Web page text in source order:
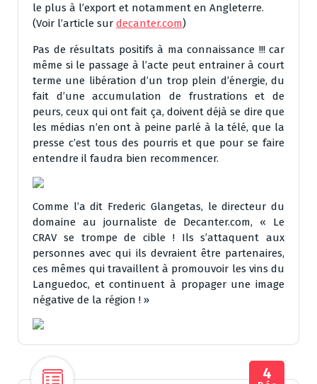
le plus à l’export et notamment en Angleterre.
(Voir l’article sur decanter.com)
Pas de résultats positifs à ma connaissance !!! car
même si le passage à l’acte peut entrainer à court
terme une libération d’un trop plein d’énergie, du
fait d’une accumulation de frustrations et de
peurs, ceux qui ont fait ça, doivent déjà se dire que
les médias n’en ont à peine parlé à la télé, que la
presse c’est tous des pourris et que pour se faire
entendre il faudra bien recommencer.
Comme l’a dit Frederic Glangetas, le directeur du
domaine au journaliste de Decanter.com, « Le
CRAV se trompe de cible ! Ils s’attaquent aux
personnes avec qui ils devraient être partenaires,
ces mêmes qui travaillent à promouvoir les vins du
Languedoc, et continuent à propager une image
négative de la région ! »
4